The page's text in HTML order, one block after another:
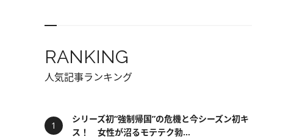
RANKING
人気記事ランキング
シリーズ初“強制帰国”の危機と今シーズン初キ
ス！ 女性が沼るモテテク勃...